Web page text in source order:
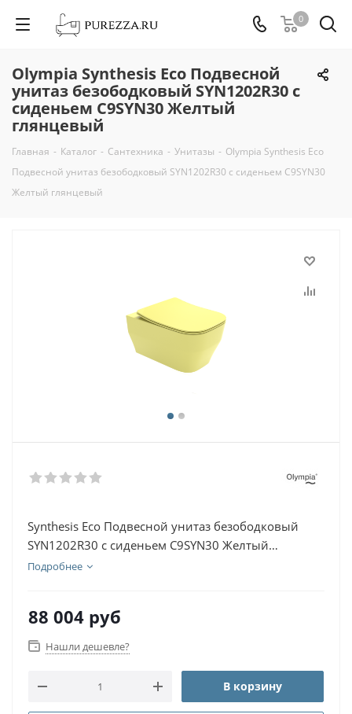
0
Olympia Synthesis Eco Подвесной
унитаз безободковый SYN1202R30 с
сиденьем C9SYN30 Желтый
глянцевый
Главная - Каталог - Сантехника - Унитазы - Olympia Synthesis Eco
Подвесной унитаз безободковый SYN1202R30 с сиденьем C9SYN30
Желтый глянцевый
Synthesis Eco Подвесной унитаз безободковый
SYN1202R30 с сиденьем C9SYN30 Желтый
глянцевый
Подробнее
88 004 руб
Нашли дешевле?
В корзину